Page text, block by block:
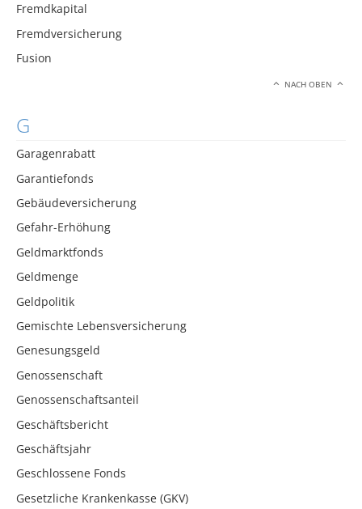
Fremdkapital
Fremdversicherung
Fusion
NACH OBEN
G
Garagenrabatt
Garantiefonds
Gebäudeversicherung
Gefahr-Erhöhung
Geldmarktfonds
Geldmenge
Geldpolitik
Gemischte Lebensversicherung
Genesungsgeld
Genossenschaft
Genossenschaftsanteil
Geschäftsbericht
Geschäftsjahr
Geschlossene Fonds
Gesetzliche Krankenkasse (GKV)